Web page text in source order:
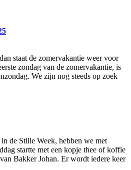
staat de zomervakantie weer voor
zondag van de zomervakantie, is
We zijn nog steeds op zoek
de Stille Week, hebben we met
startte met een kopje thee of koffie
Bakker Johan. Er wordt iedere keer